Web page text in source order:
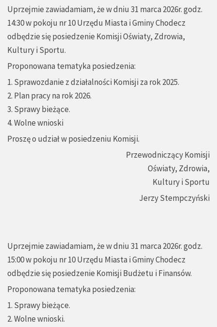
Uprzejmie zawiadamiam, że w dniu 31 marca 2026r. godz.
14:30 w pokoju nr 10 Urzędu Miasta i Gminy Chodecz
odbędzie się posiedzenie Komisji Oświaty, Zdrowia,
Kultury i Sportu.
Proponowana tematyka posiedzenia:
1. Sprawozdanie z działalności Komisji za rok 2025.
2. Plan pracy na rok 2026.
3. Sprawy bieżące.
4. Wolne wnioski
Proszę o udział w posiedzeniu Komisji.
Przewodniczący Komisji
Oświaty, Zdrowia,
Kultury i Sportu
Jerzy Stempczyński
Uprzejmie zawiadamiam, że w dniu 31 marca 2026r. godz.
15:00 w pokoju nr 10 Urzędu Miasta i Gminy Chodecz
odbędzie się posiedzenie Komisji Budżetu i Finansów.
Proponowana tematyka posiedzenia:
1. Sprawy bieżące.
2. Wolne wnioski.